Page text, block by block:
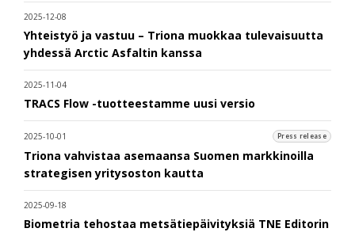
2025-12-08
Yhteistyö ja vastuu – Triona muokkaa tulevaisuutta
yhdessä Arctic Asfaltin kanssa
2025-11-04
TRACS Flow -tuotteestamme uusi versio
2025-10-01 Press release
Triona vahvistaa asemaansa Suomen markkinoilla
strategisen yritysoston kautta
2025-09-18
Biometria tehostaa metsätiepäivityksiä TNE Editorin